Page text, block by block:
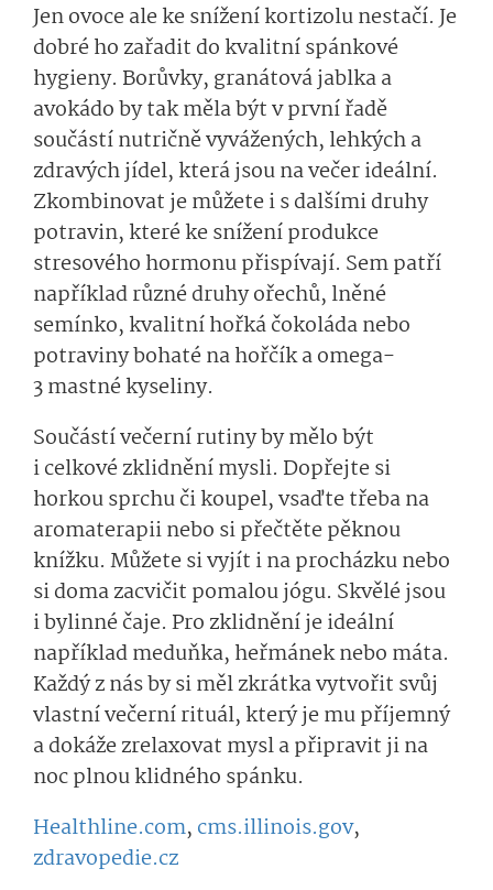
Jen ovoce ale ke snížení kortizolu nestačí. Je
dobré ho zařadit do kvalitní spánkové
hygieny. Borůvky, granátová jablka a
avokádo by tak měla být v první řadě
součástí nutričně vyvážených, lehkých a
zdravých jídel, která jsou na večer ideální.
Zkombinovat je můžete i s dalšími druhy
potravin, které ke snížení produkce
stresového hormonu přispívají. Sem patří
například různé druhy ořechů, lněné
semínko, kvalitní hořká čokoláda nebo
potraviny bohaté na hořčík a omega-
3 mastné kyseliny.
Součástí večerní rutiny by mělo být
i celkové zklidnění mysli. Dopřejte si
horkou sprchu či koupel, vsaďte třeba na
aromaterapii nebo si přečtěte pěknou
knížku. Můžete si vyjít i na procházku nebo
si doma zacvičit pomalou jógu. Skvělé jsou
i bylinné čaje. Pro zklidnění je ideální
například meduňka, heřmánek nebo máta.
Každý z nás by si měl zkrátka vytvořit svůj
vlastní večerní rituál, který je mu příjemný
a dokáže zrelaxovat mysl a připravit ji na
noc plnou klidného spánku.
Healthline.com, cms.illinois.gov,
zdravopedie.cz